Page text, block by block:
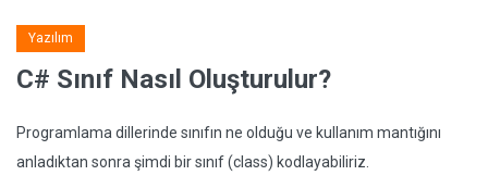
Yazılım
C# Sınıf Nasıl Oluşturulur?
Programlama dillerinde sınıfın ne olduğu ve kullanım mantığını
anladıktan sonra şimdi bir sınıf (class) kodlayabiliriz.